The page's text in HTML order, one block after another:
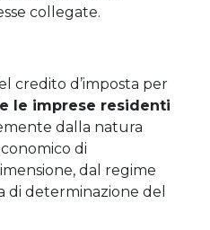
collegate.
credito d’imposta per
le imprese residenti
dalla natura
di
dal regime
di determinazione del